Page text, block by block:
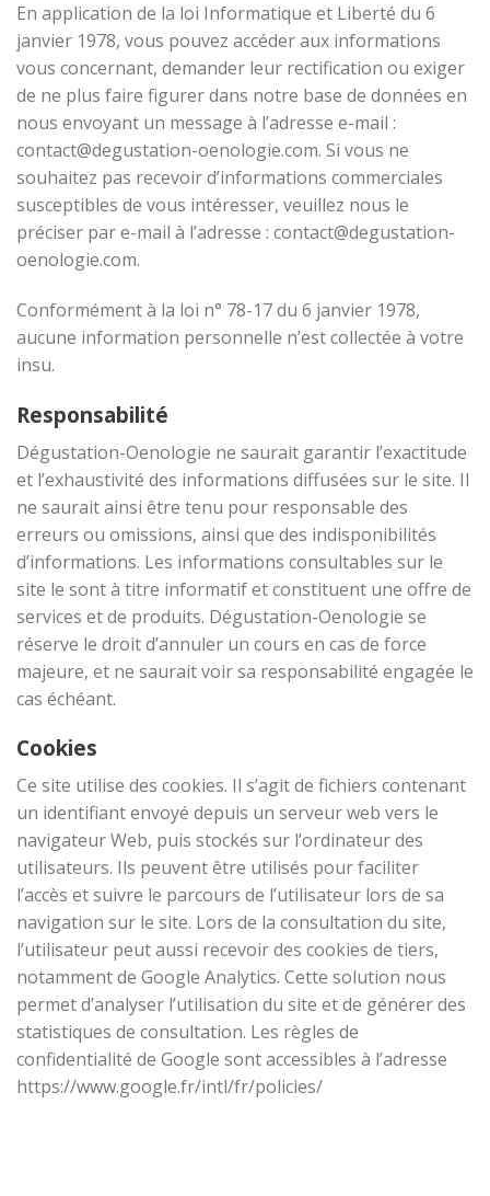
En application de la loi Informatique et Liberté du 6
janvier 1978, vous pouvez accéder aux informations
vous concernant, demander leur rectification ou exiger
de ne plus faire figurer dans notre base de données en
nous envoyant un message à l’adresse e-mail :
contact@degustation-oenologie.com. Si vous ne
souhaitez pas recevoir d’informations commerciales
susceptibles de vous intéresser, veuillez nous le
préciser par e-mail à l’adresse : contact@degustation-
oenologie.com.
Conformément à la loi n° 78-17 du 6 janvier 1978,
aucune information personnelle n’est collectée à votre
insu.
Responsabilité
Dégustation-Oenologie ne saurait garantir l’exactitude
et l’exhaustivité des informations diffusées sur le site. Il
ne saurait ainsi être tenu pour responsable des
erreurs ou omissions, ainsi que des indisponibilités
d’informations. Les informations consultables sur le
site le sont à titre informatif et constituent une offre de
services et de produits. Dégustation-Oenologie se
réserve le droit d’annuler un cours en cas de force
majeure, et ne saurait voir sa responsabilité engagée le
cas échéant.
Cookies
Ce site utilise des cookies. Il s’agit de fichiers contenant
un identifiant envoyé depuis un serveur web vers le
navigateur Web, puis stockés sur l’ordinateur des
utilisateurs. Ils peuvent être utilisés pour faciliter
l’accès et suivre le parcours de l’utilisateur lors de sa
navigation sur le site. Lors de la consultation du site,
l’utilisateur peut aussi recevoir des cookies de tiers,
notamment de Google Analytics. Cette solution nous
permet d’analyser l’utilisation du site et de générer des
statistiques de consultation. Les règles de
confidentialité de Google sont accessibles à l’adresse
https://www.google.fr/intl/fr/policies/